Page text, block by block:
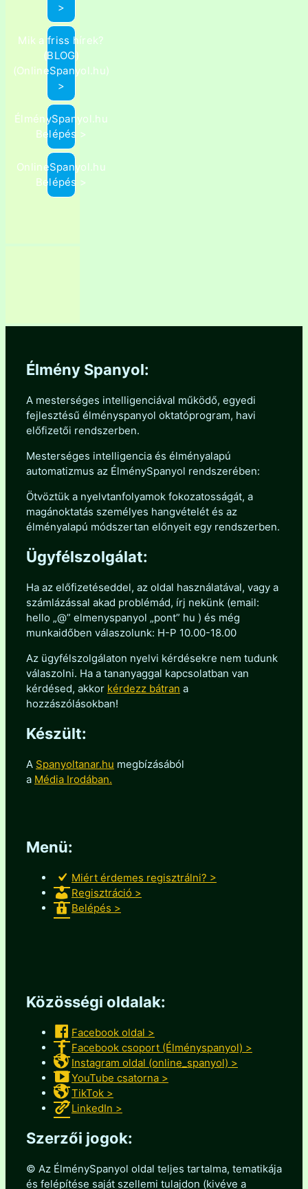
>
Mik a friss hírek?
(BLOG)
(OnlineSpanyol.hu)
>
ÉlménySpanyol.hu
Belépés >
OnlineSpanyol.hu
Belépés >
Élmény Spanyol:
A mesterséges intelligenciával működő, egyedi
fejlesztésű élményspanyol oktatóprogram, havi
előfizetői rendszerben.
Mesterséges intelligencia és élményalapú
automatizmus az ÉlménySpanyol rendszerében:
Ötvöztük a nyelvtanfolyamok fokozatosságát, a
magánoktatás személyes hangvételét és az
élményalapú módszertan előnyeit egy rendszerben.
Ügyfélszolgálat:
Ha az előfizetéseddel, az oldal használatával, vagy a
számlázással akad problémád, írj nekünk (email:
hello „@” elmenyspanyol „pont” hu ) és még
munkaidőben válaszolunk: H-P 10.00-18.00
Az ügyfélszolgálaton nyelvi kérdésekre nem tudunk
válaszolni. Ha a tananyaggal kapcsolatban van
kérdésed, akkor kérdezz bátran a
hozzászólásokban!
Készült:
A Spanyoltanar.hu megbízásából
a Média Irodában.
Menü:
Miért érdemes regisztrálni? >
Regisztráció >
Belépés >
Közösségi oldalak:
Facebook oldal >
Facebook csoport (Élményspanyol) >
Instagram oldal (online_spanyol) >
YouTube csatorna >
TikTok >
LinkedIn >
Szerzői jogok:
© Az ÉlménySpanyol oldal teljes tartalma, tematikája
és felépítése saját szellemi tulajdon (kivéve a